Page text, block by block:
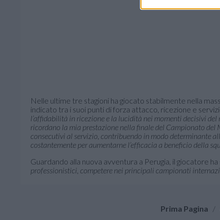
Nelle ultime tre stagioni ha giocato stabilmente nella
indicato tra i suoi punti di forza attacco, ricezione e
l’affidabilità in ricezione e la lucidità nei momenti decisivi
ricordano la mia prestazione nella finale del Campionato
consecutivi al servizio, contribuendo in modo determinante
costantemente per aumentarne l’efficacia a beneficio della
Guardando alla nuova avventura a Perugia, il giocatore
professionistici, competere nei principali campionati
Prima Pagina /